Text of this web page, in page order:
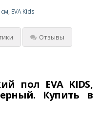
, EVA Kids
Отзывы
пол EVA KIDS,
Купить в